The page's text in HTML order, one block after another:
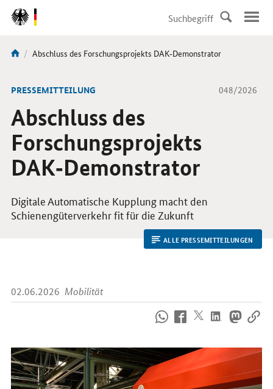
DirektZu:
Navigation
Sie
hier:
Aktuelle
Abschluss des Forschungsprojekts DAK‑Demonstrator
PRESSEMITTEILUNG 048/2026
Abschluss des
Forschungsprojekts
DAK‑Demonstrator
Digitale Automatische Kupplung macht den
Schienengüterverkehr fit für die Zukunft
ALLE PRESSEMITTEILUNGEN
02.06.2026 Mobilität
uns
im
Internet